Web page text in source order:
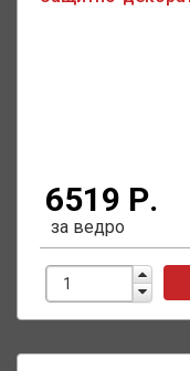
6519 Р.
за ведро